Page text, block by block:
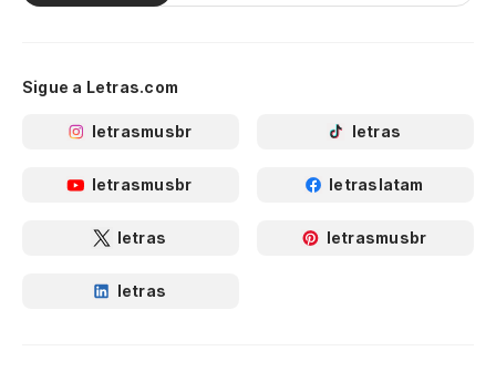
Sigue a Letras.com
letrasmusbr letras
letrasmusbr letraslatam
letras letrasmusbr
letras